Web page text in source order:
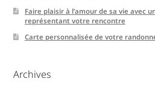
Faire plaisir à l’amour de sa vie avec
représentant votre rencontre
Carte personnalisée de votre
Archives